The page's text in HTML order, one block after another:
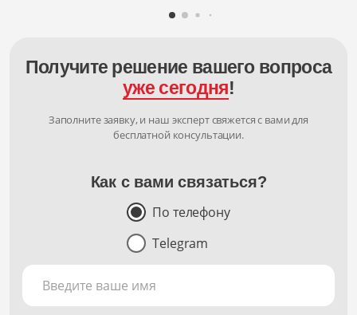
Получите решение вашего вопроса
уже сегодня!
Заполните заявку, и наш эксперт свяжется с вами для
бесплатной консультации.
Как с вами связаться?
По телефону
Telegram
Введите ваше имя